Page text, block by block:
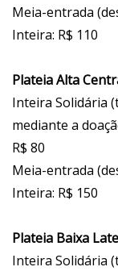
Meia-entrada
Inteira: R$ 110
Plateia Alta
Inteira Solidária
mediante a
R$ 80
Meia-entrada
Inteira: R$ 150
Plateia Baixa
Inteira Solidária